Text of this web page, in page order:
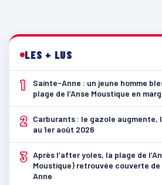
LES + LUS
1
Sainte-Anne : un jeune homme
plage de l’Anse Moustique en
2
Carburants : le gazole augmente,
au 1er août 2026
3 Après l’after yoles, la plage de
Moustique) retrouvée couverte
Anne